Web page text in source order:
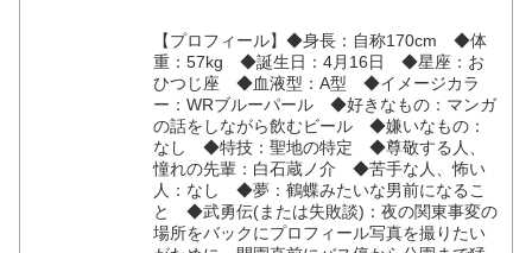
【プロフィール】◆身長：自称170cm ◆体
重：57kg ◆誕生日：4月16日 ◆星座：お
ひつじ座 ◆血液型：A型 ◆イメージカラ
ー：WRブルーパール ◆好きなもの：マンガ
の話をしながら飲むビール ◆嫌いなもの：
なし ◆特技：聖地の特定 ◆尊敬する人、
憧れの先輩：白石蔵ノ介 ◆苦手な人、怖い
人：なし ◆夢：鶴蝶みたいな男前になるこ
と ◆武勇伝(または失敗談)：夜の関東事変の
場所をバックにプロフィール写真を撮りたい